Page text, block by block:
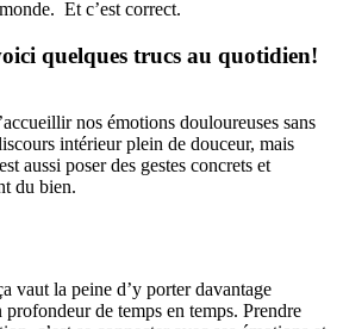
Et c’est correct.
quelques trucs au quotidien!
nos émotions douloureuses sans
intérieur plein de douceur, mais
aussi poser des gestes concrets et
du bien.
vaut la peine d’y porter davantage
de temps en temps. Prendre